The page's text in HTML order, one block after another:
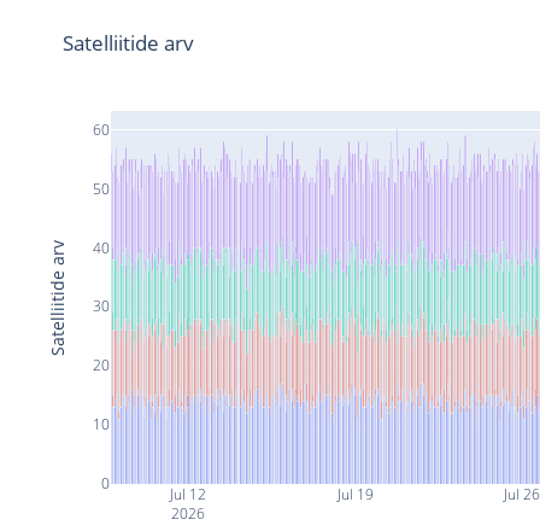
Jul 12
2026
Jul 19 Jul 26
0
10
20
30
40
50
60
Satelliitide arv
Satelliitide arv